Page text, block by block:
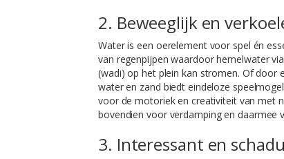
2. Beweeglijk en
Water is een oerelement voor spel én
van regenpijpen waardoor hemelwater
(wadi) op het plein kan stromen. Of door
water en zand biedt eindeloze
voor de motoriek en creativiteit van met
bovendien voor verdamping en daarmee
3. Interessant en